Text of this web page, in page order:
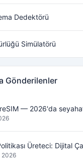
Dedektörü
Simülatörü
Gönderilenler
2026